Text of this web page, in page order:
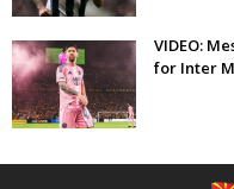
VIDEO:
for Inter